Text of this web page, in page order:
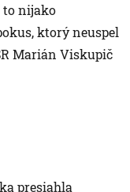
to nijako
ktorý neuspel
Marián Viskupič
presiahla